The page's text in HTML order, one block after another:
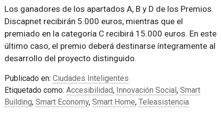
Los ganadores de los apartados A, B y D de los Premios
Discapnet recibirán 5.000 euros, mientras que el
premiado en la categoría C recibirá 15.000 euros. En este
último caso, el premio deberá destinarse íntegramente al
desarrollo del proyecto distinguido.
Publicado en: Ciudades Inteligentes
Etiquetado como: Accesibilidad, Innovación Social, Smart
Building, Smart Economy, Smart Home, Teleasistencia